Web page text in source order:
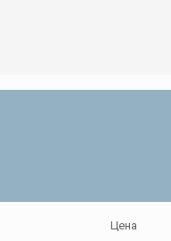
Цена